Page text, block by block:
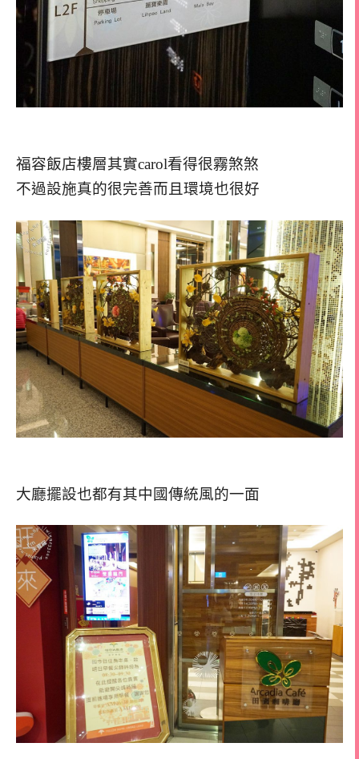
福容飯店樓層其實carol看得很霧煞煞
不過設施真的很完善而且環境也很好
大廳擺設也都有其中國傳統風的一面